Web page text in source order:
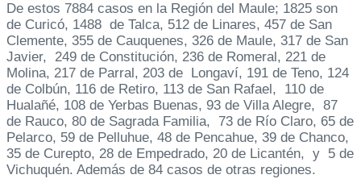
De estos 7884 casos en la Región del Maule; 1825 son
de Curicó, 1488 de Talca, 512 de Linares, 457 de San
Clemente, 355 de Cauquenes, 326 de Maule, 317 de San
Javier, 249 de Constitución, 236 de Romeral, 221 de
Molina, 217 de Parral, 203 de Longaví, 191 de Teno, 124
de Colbún, 116 de Retiro, 113 de San Rafael, 110 de
Hualañé, 108 de Yerbas Buenas, 93 de Villa Alegre, 87
de Rauco, 80 de Sagrada Familia, 73 de Río Claro, 65 de
Pelarco, 59 de Pelluhue, 48 de Pencahue, 39 de Chanco,
35 de Curepto, 28 de Empedrado, 20 de Licantén, y 5 de
Vichuquén. Además de 84 casos de otras regiones.